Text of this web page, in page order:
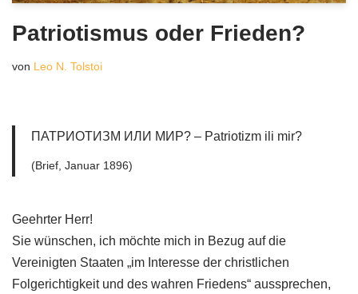
Patriotismus oder Frieden?
von Leo N. Tolstoi
ПАТРИОТИЗМ ИЛИ МИР? – Patriotizm ili mir?
(Brief, Januar 1896)
Geehrter Herr!
Sie wünschen, ich möchte mich in Bezug auf die
Vereinigten Staaten „im Interesse der christlichen
Folgerichtigkeit und des wahren Friedens“ aussprechen,